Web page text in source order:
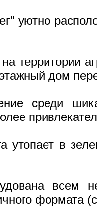
уютно
территории
дом
среди
утопает в
всем
формата